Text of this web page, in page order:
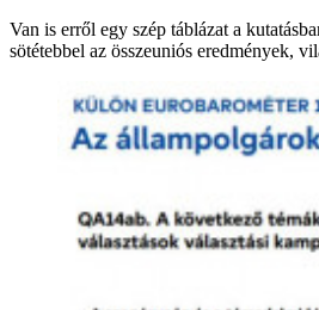
Van is erről egy szép táblázat a
sötétebbel az összeuniós eredmények,